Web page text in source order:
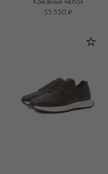
Кожаные челси
55 550 ₽